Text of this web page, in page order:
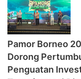
Pamor Borneo
Dorong
Penguatan